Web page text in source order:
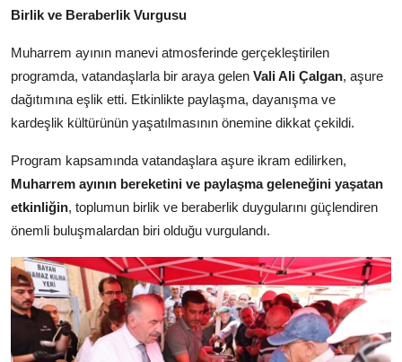
Birlik ve Beraberlik Vurgusu
Muharrem ayının manevi atmosferinde gerçekleştirilen
programda, vatandaşlarla bir araya gelen Vali Ali Çalgan, aşure
dağıtımına eşlik etti. Etkinlikte paylaşma, dayanışma ve
kardeşlik kültürünün yaşatılmasının önemine dikkat çekildi.
Program kapsamında vatandaşlara aşure ikram edilirken,
Muharrem ayının bereketini ve paylaşma geleneğini yaşatan
etkinliğin, toplumun birlik ve beraberlik duygularını güçlendiren
önemli buluşmalardan biri olduğu vurgulandı.